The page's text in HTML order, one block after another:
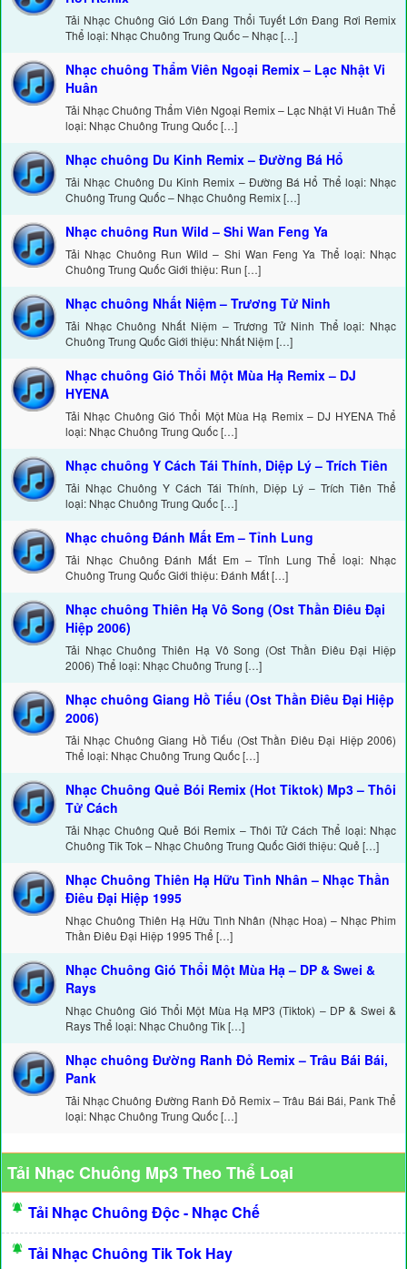
Tải Nhạc Chuông Gió Lớn Đang Thổi Tuyết Lớn Đang Rơi Remix
Thể loại: Nhạc Chuông Trung Quốc – Nhạc […]
Nhạc chuông Thẩm Viên Ngoại Remix – Lạc Nhật Vi
Huân
Tải Nhạc Chuông Thẩm Viên Ngoại Remix – Lạc Nhật Vi Huân Thể
loại: Nhạc Chuông Trung Quốc […]
Nhạc chuông Du Kinh Remix – Đường Bá Hổ
Tải Nhạc Chuông Du Kinh Remix – Đường Bá Hổ Thể loại: Nhạc
Chuông Trung Quốc – Nhạc Chuông Remix […]
Nhạc chuông Run Wild – Shi Wan Feng Ya
Tải Nhạc Chuông Run Wild – Shi Wan Feng Ya Thể loại: Nhạc
Chuông Trung Quốc Giới thiệu: Run […]
Nhạc chuông Nhất Niệm – Trương Tử Ninh
Tải Nhạc Chuông Nhất Niệm – Trương Tử Ninh Thể loại: Nhạc
Chuông Trung Quốc Giới thiệu: Nhất Niệm […]
Nhạc chuông Gió Thổi Một Mùa Hạ Remix – DJ
HYENA
Tải Nhạc Chuông Gió Thổi Một Mùa Hạ Remix – DJ HYENA Thể
loại: Nhạc Chuông Trung Quốc […]
Nhạc chuông Y Cách Tái Thính, Diệp Lý – Trích Tiên
Tải Nhạc Chuông Y Cách Tái Thính, Diệp Lý – Trích Tiên Thể
loại: Nhạc Chuông Trung Quốc […]
Nhạc chuông Đánh Mất Em – Tỉnh Lung
Tải Nhạc Chuông Đánh Mất Em – Tỉnh Lung Thể loại: Nhạc
Chuông Trung Quốc Giới thiệu: Đánh Mất […]
Nhạc chuông Thiên Hạ Vô Song (Ost Thần Điêu Đại
Hiệp 2006)
Tải Nhạc Chuông Thiên Hạ Vô Song (Ost Thần Điêu Đại Hiệp
2006) Thể loại: Nhạc Chuông Trung […]
Nhạc chuông Giang Hồ Tiếu (Ost Thần Điêu Đại Hiệp
2006)
Tải Nhạc Chuông Giang Hồ Tiếu (Ost Thần Điêu Đại Hiệp 2006)
Thể loại: Nhạc Chuông Trung Quốc […]
Nhạc Chuông Quẻ Bói Remix (Hot Tiktok) Mp3 – Thôi
Tử Cách
Tải Nhạc Chuông Quẻ Bói Remix – Thôi Tử Cách Thể loại: Nhạc
Chuông Tik Tok – Nhạc Chuông Trung Quốc Giới thiệu: Quẻ […]
Nhạc Chuông Thiên Hạ Hữu Tình Nhân – Nhạc Thần
Điêu Đại Hiệp 1995
Nhạc Chuông Thiên Hạ Hữu Tình Nhân (Nhạc Hoa) – Nhạc Phim
Thần Điêu Đại Hiệp 1995 Thể […]
Nhạc Chuông Gió Thổi Một Mùa Hạ – DP & Swei &
Rays
Nhạc Chuông Gió Thổi Một Mùa Hạ MP3 (Tiktok) – DP & Swei &
Rays Thể loại: Nhạc Chuông Tik […]
Nhạc chuông Đường Ranh Đỏ Remix – Trâu Bái Bái,
Pank
Tải Nhạc Chuông Đường Ranh Đỏ Remix – Trâu Bái Bái, Pank Thể
loại: Nhạc Chuông Trung Quốc […]
Tải Nhạc Chuông Mp3 Theo Thể Loại
Tải Nhạc Chuông Độc - Nhạc Chế
Tải Nhạc Chuông Tik Tok Hay